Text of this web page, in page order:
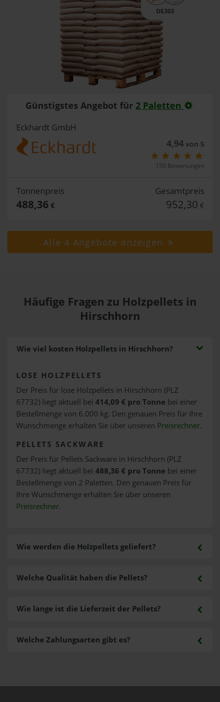
DE303
Günstigstes Angebot für 2 Paletten
Eckhardt GmbH
4,94von 5
150 Bewertungen
Tonnenpreis
488,36 €
Gesamtpreis
952,30 €
Alle 4 Angebote anzeigen
Häufige Fragen zu Holzpellets in
Hirschhorn
Wie viel kosten Holzpellets in Hirschhorn?
LOSE HOLZPELLETS
Der Preis für lose Holzpellets in Hirschhorn (PLZ
67732) liegt aktuell bei 414,09 € pro Tonne bei einer
Bestellmenge von 6.000 kg. Den genauen Preis für Ihre
Wunschmenge erhalten Sie über unseren Preisrechner.
PELLETS SACKWARE
Der Preis für Pellets Sackware in Hirschhorn (PLZ
67732) liegt aktuell bei 488,36 € pro Tonne bei einer
Bestellmenge von 2 Paletten. Den genauen Preis für
Ihre Wunschmenge erhalten Sie über unseren
Preisrechner.
Wie werden die Holzpellets geliefert?
Welche Zahlungsarten gibt es?
Welche Qualität haben die Pellets?
Wie lange ist die Lieferzeit der Pellets?